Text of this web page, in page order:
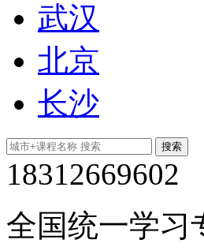
武汉
北京
长沙
18312669602
全国统一学习